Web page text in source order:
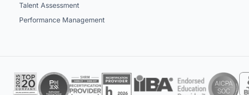
Talent Assessment
Performance Management